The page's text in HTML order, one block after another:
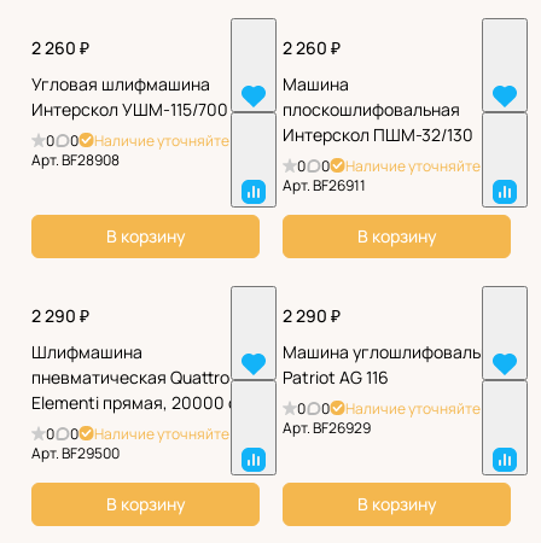
2 260 ₽
Угловая шлифмашина
Интерскол УШМ-115/700
0 0
Наличие уточняйте
Арт.BF28908
В корзину
2 260 ₽
Машина
плоскошлифовальная
Интерскол ПШМ-32/130
0 0
Наличие уточняйте
Арт.BF26911
В корзину
2 290 ₽
Шлифмашина
пневматическая Quattro
Elementi прямая, 20000 об/
мин
0 0
Наличие уточняйте
Арт.BF29500
В корзину
2 290 ₽
Машина углошлифовальная
Patriot AG 116
0 0
Наличие уточняйте
Арт.BF26929
В корзину